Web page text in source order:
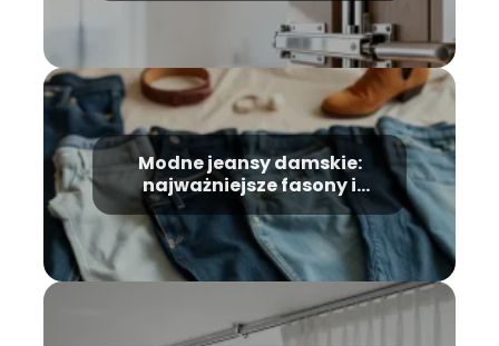
Modne jeansy damskie:
najważniejsze fasony i
stylizacje